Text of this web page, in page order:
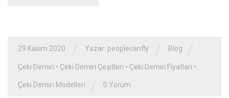
29 Kasım 2020 Yazar: peoplecanfly Blog
Çeki Demiri • Çeki Demiri Çeşitleri • Çeki Demiri Fiyatları •
Çeki Demiri Modelleri 0 Yorum